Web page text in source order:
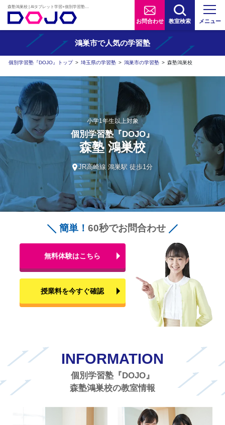
お問合わせ 教室検索 メニュー
鴻巣市で人気の学習塾
個別学習塾『DOJO』トップ > 埼玉県の学習塾 > 鴻巣市の学習塾 > 森塾鴻巣校
小学1年生以上対象
個別学習塾『DOJO』
森塾 鴻巣校
JR高崎線 鴻巣駅 徒歩1分
簡単！ 60秒でお問合わせ
無料体験はこちら
授業料を今すぐ確認
INFORMATION
個別学習塾『DOJO』
森塾鴻巣校の教室情報